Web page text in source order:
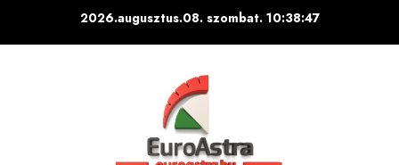
2026.augusztus.08. szombat. 10:38:47